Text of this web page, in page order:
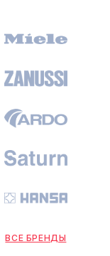
ВСЕ БРЕНДЫ